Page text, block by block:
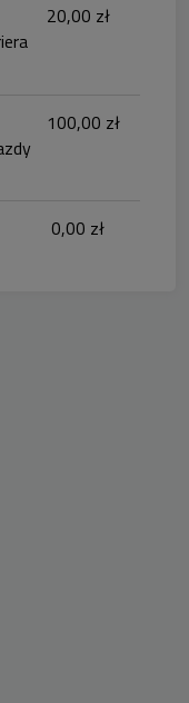
20,00 zł
100,00 zł
0,00 zł